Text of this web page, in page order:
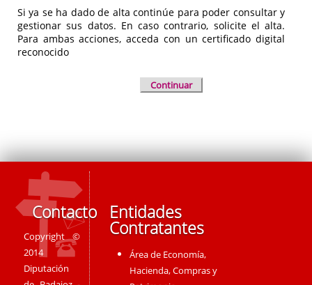
Si ya se ha dado de alta continúe para poder consultar y
gestionar sus datos. En caso contrario, solicite el alta.
Para ambas acciones, acceda con un certificado digital
reconocido
Continuar
Contacto
Copyright ©
2014
Diputación
Entidades
Contratantes
Área de Economía,
Hacienda, Compras y